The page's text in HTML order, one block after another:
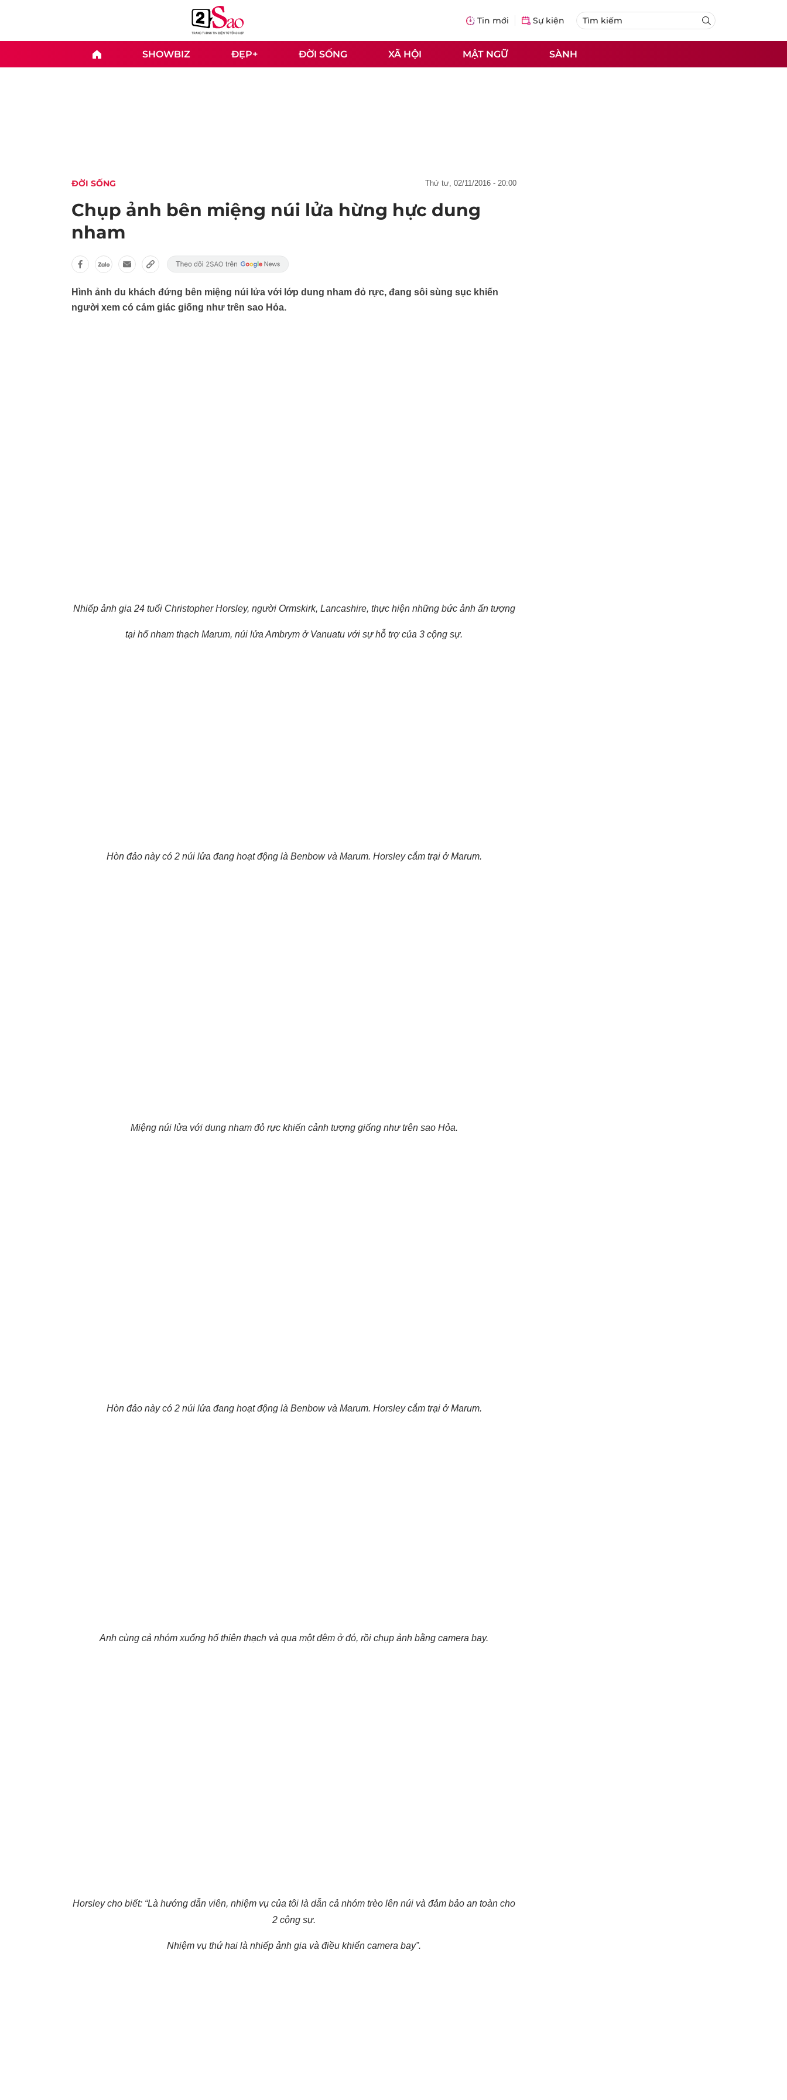
Tin mới Sự kiện
SHOWBIZ ĐẸP+ ĐỜI SỐNG XÃ HỘI MẬT NGỮ SÀNH
ĐỜI SỐNG thứ tư, 02/11/2016 - 20:00
Chụp ảnh bên miệng núi lửa hừng hực dung
nham
Hình ảnh du khách đứng bên miệng núi lửa với lớp dung nham đỏ rực, đang sôi sùng sục khiến
người xem có cảm giác giống như trên sao Hỏa.
Nhiếp ảnh gia 24 tuổi Christopher Horsley, người Ormskirk, Lancashire, thực hiện những bức ảnh ấn tượng
tại hố nham thạch Marum, núi lửa Ambrym ở Vanuatu với sự hỗ trợ của 3 cộng sự.
Hòn đảo này có 2 núi lửa đang hoạt động là Benbow và Marum. Horsley cắm trại ở Marum.
Miệng núi lửa với dung nham đỏ rực khiến cảnh tượng giống như trên sao Hỏa.
Hòn đảo này có 2 núi lửa đang hoạt động là Benbow và Marum. Horsley cắm trại ở Marum.
Anh cùng cả nhóm xuống hố thiên thạch và qua một đêm ở đó, rồi chụp ảnh bằng camera bay.
Horsley cho biết: “Là hướng dẫn viên, nhiệm vụ của tôi là dẫn cả nhóm trèo lên núi và đảm bảo an toàn cho
2 cộng sự.
Nhiệm vụ thứ hai là nhiếp ảnh gia và điều khiển camera bay”.